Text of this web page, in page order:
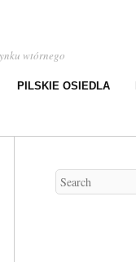
wtórnego
PILSKIE OSIEDLA